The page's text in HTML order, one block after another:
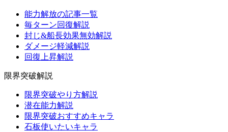
能力解放の記事一覧
毎ターン回復解説
封じ&船長効果無効解説
ダメージ軽減解説
回復上昇解説
限界突破解説
限界突破やり方解説
潜在能力解説
限界突破おすすめキャラ
石板使いたいキャラ